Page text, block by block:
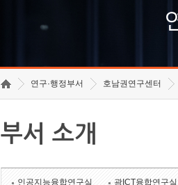
연구·행정부서 호남권연구센터
부서 소개
인공지능융합연구실 광ICT융합연구실